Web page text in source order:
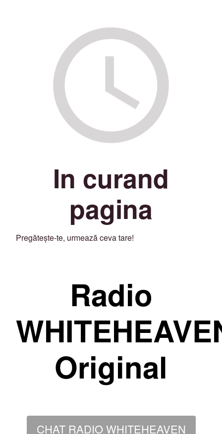
In curand
pagina
Pregătește-te, urmează ceva tare!
Radio
Original
CHAT RADIO WHITEHEAVEN